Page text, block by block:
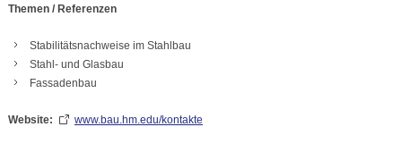
Themen / Referenzen
Stabilitätsnachweise im Stahlbau
Stahl- und Glasbau
Fassadenbau
Website: www.bau.hm.edu/kontakte